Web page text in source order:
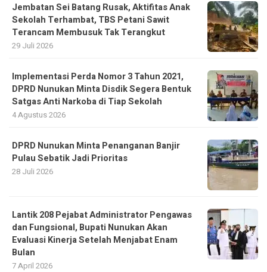
Jembatan Sei Batang Rusak, Aktifitas Anak
Sekolah Terhambat, TBS Petani Sawit
Terancam Membusuk Tak Terangkut
29 Juli 2026
Implementasi Perda Nomor 3 Tahun 2021,
DPRD Nunukan Minta Disdik Segera Bentuk
Satgas Anti Narkoba di Tiap Sekolah
4 Agustus 2026
DPRD Nunukan Minta Penanganan Banjir
Pulau Sebatik Jadi Prioritas
28 Juli 2026
Lantik 208 Pejabat Administrator Pengawas
dan Fungsional, Bupati Nunukan Akan
Evaluasi Kinerja Setelah Menjabat Enam
Bulan
7 April 2026